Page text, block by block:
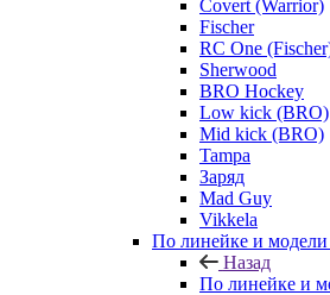
Covert (Warrior)
Fischer
RC One
Sherwood
BRO Hockey
Low kick (BRO)
Mid kick (BRO)
Tampa
Заряд
Mad Guy
Vikkela
По линейке и модели
Назад
По линейке и